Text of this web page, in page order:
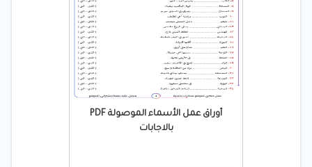
أوراق عمل الأسماء الموصولة PDF
بالاجابات